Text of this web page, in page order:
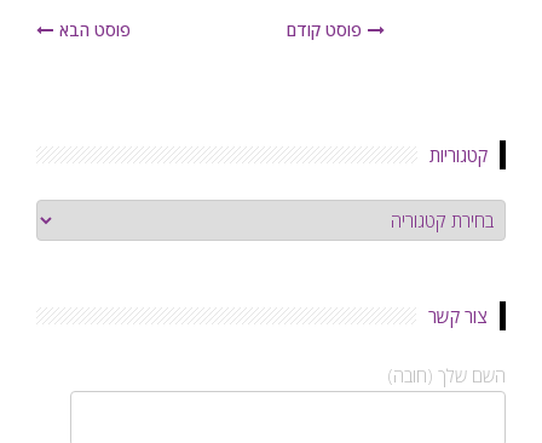
פוסט קודם פוסט הבא
קטגוריות
קטגוריות
צור קשר
השם שלך (חובה)